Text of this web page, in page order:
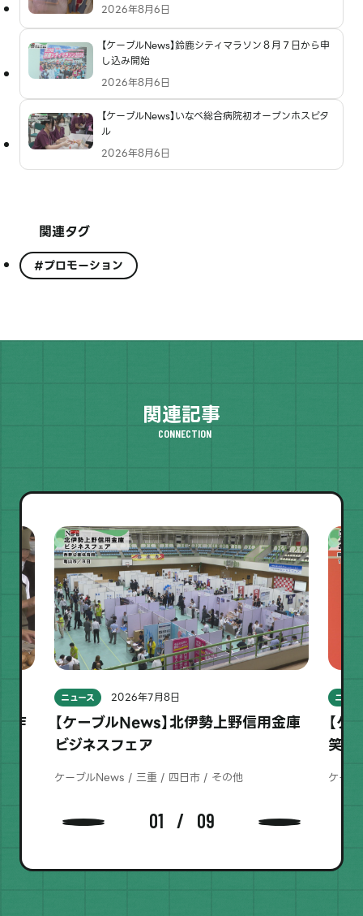
2026年8月6日
【ケーブルNews】鈴鹿シティマラソン８月７日から申
し込み開始
2026年8月6日
【ケーブルNews】いなべ総合病院初オープンホスピタ
ル
2026年8月6日
関連タグ
#プロモーション
関連記事
CONNECTION
作
ニュース 2026年7月8日
【ケーブルNews】北伊勢上野信用金庫
ビジネスフェア
ケーブルNews / 三重 / 四日市 / その他
ニュー
【
笑い
ケー
01 09